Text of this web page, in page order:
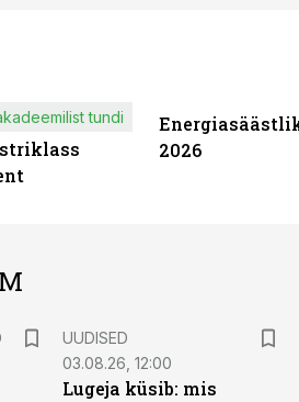
tundi
2026
UUDISED
03.08.26, 12:00
Lugeja küsib: mis